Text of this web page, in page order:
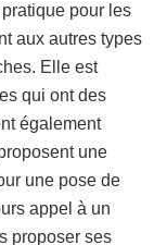
pour les
aux autres types
Elle est
qui ont des
également
une
une pose de
appel à un
proposer ses